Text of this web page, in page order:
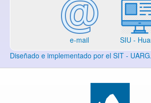
e-mail
SIU -
Diseñado e implementado por el SIT - UARG.